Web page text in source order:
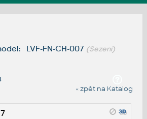
LVF-FN-CH-007 (Sezení)
« zpět na Katalog